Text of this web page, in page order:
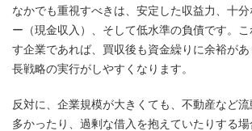
なかでも重視すべきは、安定した収益力、十
ー（現金収入）、そして低水準の負債です。
す企業であれば、買収後も資金繰りに余裕が
長戦略の実行がしやすくなります。
反対に、企業規模が大きくても、不動産など
多かったり、過剰な借入を抱えていたりする